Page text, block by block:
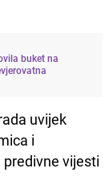
buket na
uvijek
i
vijesti